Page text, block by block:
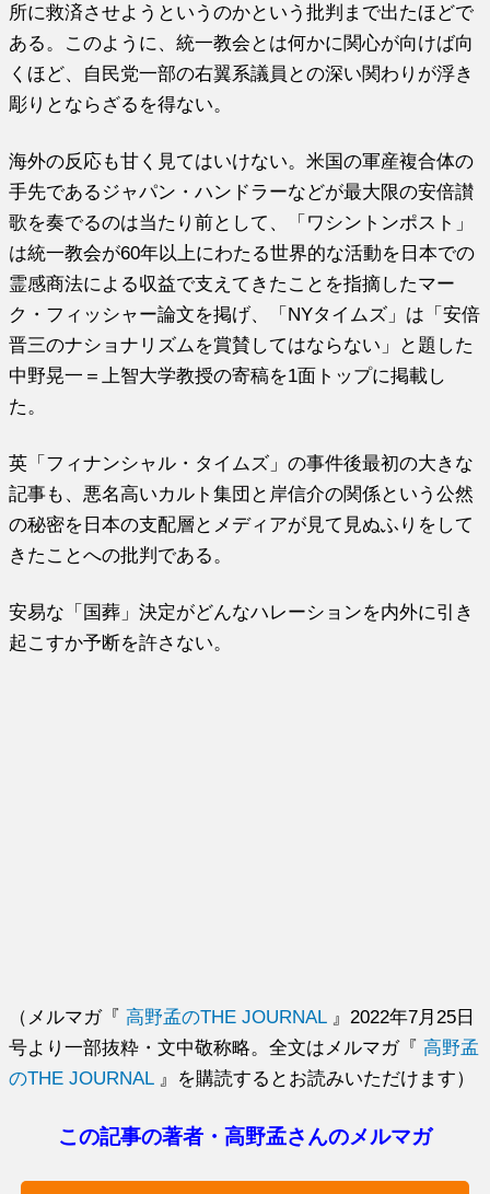
所に救済させようというのかという批判まで出たほどで
ある。このように、統一教会とは何かに関心が向けば向
くほど、自民党一部の右翼系議員との深い関わりが浮き
彫りとならざるを得ない。
海外の反応も甘く見てはいけない。米国の軍産複合体の
手先であるジャパン・ハンドラーなどが最大限の安倍讃
歌を奏でるのは当たり前として、「ワシントンポスト」
は統一教会が60年以上にわたる世界的な活動を日本での
霊感商法による収益で支えてきたことを指摘したマー
ク・フィッシャー論文を掲げ、「NYタイムズ」は「安倍
晋三のナショナリズムを賞賛してはならない」と題した
中野晃一＝上智大学教授の寄稿を1面トップに掲載し
た。
英「フィナンシャル・タイムズ」の事件後最初の大きな
記事も、悪名高いカルト集団と岸信介の関係という公然
の秘密を日本の支配層とメディアが見て見ぬふりをして
きたことへの批判である。
安易な「国葬」決定がどんなハレーションを内外に引き
起こすか予断を許さない。
（メルマガ『 高野孟のTHE JOURNAL 』2022年7月25日
号より一部抜粋・文中敬称略。全文はメルマガ『 高野孟
のTHE JOURNAL 』を購読するとお読みいただけます）
この記事の著者・高野孟さんのメルマガ